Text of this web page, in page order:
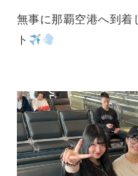
無事に那覇空港へ到着
ト